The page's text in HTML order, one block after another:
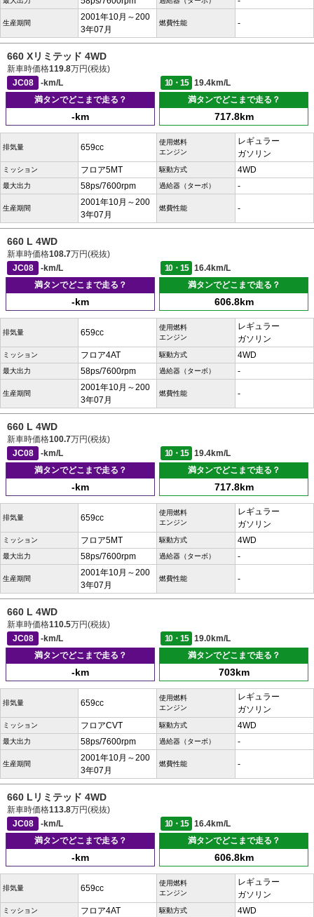
生産期間
2001年10月～200
3年07月
燃費性能 -
660 Xリミテッド 4WD
新車時価格119.8万円(税抜)
JC08
-km/L 10・15
19.4km/L
満タンでどこまで走る？
-km
満タンでどこまで走る？
717.8km
排気量 659cc
使用燃料
エンジン
レギュラー
ガソリン
ミッション フロア5MT 駆動方式 4WD
最大出力 58ps/7600rpm 過給器（ターボ） -
生産期間
2001年10月～200
3年07月
燃費性能 -
660 L 4WD
新車時価格108.7万円(税抜)
JC08
-km/L 10・15
16.4km/L
満タンでどこまで走る？
-km
満タンでどこまで走る？
606.8km
排気量 659cc
使用燃料
エンジン
レギュラー
ガソリン
ミッション フロア4AT 駆動方式 4WD
最大出力 58ps/7600rpm 過給器（ターボ） -
生産期間
2001年10月～200
3年07月
燃費性能 -
660 L 4WD
新車時価格100.7万円(税抜)
JC08
-km/L 10・15
19.4km/L
満タンでどこまで走る？
-km
満タンでどこまで走る？
717.8km
排気量 659cc
使用燃料
エンジン
レギュラー
ガソリン
ミッション フロア5MT 駆動方式 4WD
最大出力 58ps/7600rpm 過給器（ターボ） -
生産期間
2001年10月～200
3年07月
燃費性能 -
660 L 4WD
新車時価格110.5万円(税抜)
JC08
-km/L 10・15
19.0km/L
満タンでどこまで走る？
-km
満タンでどこまで走る？
703km
排気量 659cc
使用燃料
エンジン
レギュラー
ガソリン
ミッション フロアCVT 駆動方式 4WD
最大出力 58ps/7600rpm 過給器（ターボ） -
生産期間
2001年10月～200
3年07月
燃費性能 -
660 Lリミテッド 4WD
新車時価格113.8万円(税抜)
JC08
-km/L 10・15
16.4km/L
満タンでどこまで走る？
-km
満タンでどこまで走る？
606.8km
排気量 659cc
使用燃料
エンジン
レギュラー
ガソリン
ミッション フロア4AT 駆動方式 4WD